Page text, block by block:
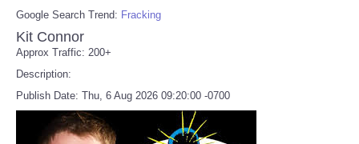
Google Search Trend: Fracking
Kit Connor
Approx Traffic: 200+
Description:
Publish Date: Thu, 6 Aug 2026 09:20:00 -0700